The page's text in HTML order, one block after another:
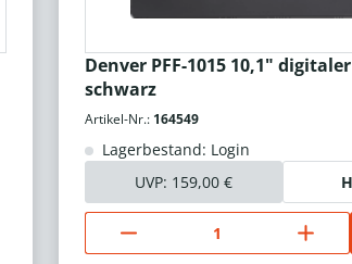
Denver PFF-1015 10,1"
schwarz
Artikel-Nr.: 164549
Lagerbestand: Login
UVP: 159,00 €